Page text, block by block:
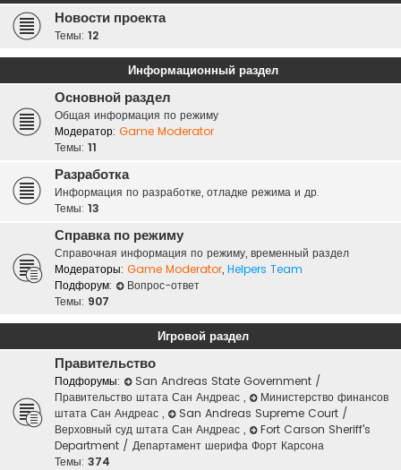
Новости проекта
Темы: 12
Информационный раздел
Основной раздел
Общая информация по режиму
Модератор: Game Moderator
Темы: 11
Разработка
Информация по разработке, отладке режима и др.
Темы: 13
Справка по режиму
Справочная информация по режиму, временный раздел
Модераторы: Game Moderator, Helpers Team
Подфорум:
Вопрос-ответ
Темы: 907
Игровой раздел
Правительство
Подфорумы:
San Andreas State Government /
Правительство штата Сан Андреас ,
Министерство финансов
штата Сан Андреас ,
San Andreas Supreme Court /
Верховный суд штата Сан Андреас ,
Fort Carson Sheriff's
Department / Департамент шерифа Форт Карсона
Темы: 374